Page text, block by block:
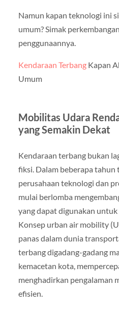
Namun kapan teknologi ini
umum? Simak
penggunaannya.
Kendaraan TerbangKapan
Umum
Mobilitas Udara
yang Semakin Dekat
Kendaraan terbang bukan
fiksi. Dalam beberapa tahun
perusahaan teknologi dan
mulai berlomba
yang dapat digunakan
Konsep urban air mobility
panas dalam dunia
terbang digadang-gadang
kemacetan kota,
menghadirkan pengalaman
efisien.